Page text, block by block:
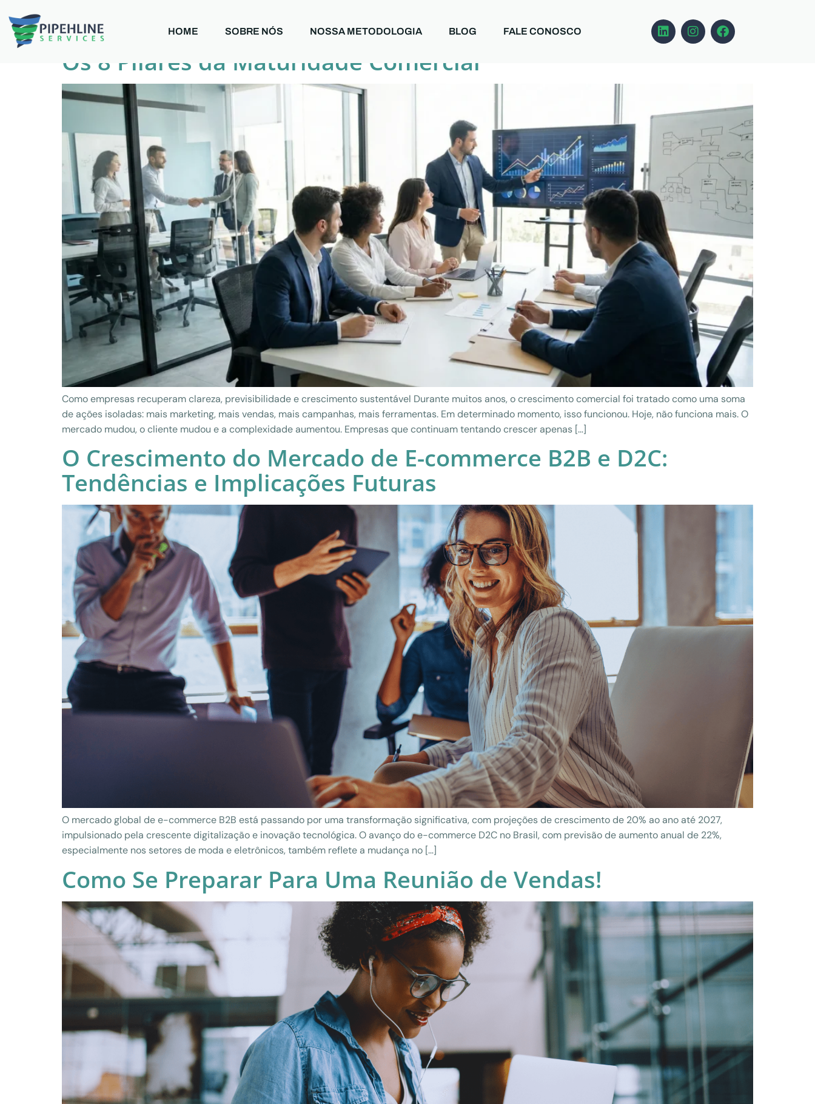
HOME SOBRE NÓS NOSSA METODOLOGIA BLOG FALE CONOSCO
Categoria: B2B
Os 8 Pilares da Maturidade Comercial
Como empresas recuperam clareza, previsibilidade e crescimento sustentável Durante muitos anos, o crescimento comercial foi tratado como uma soma
de ações isoladas: mais marketing, mais vendas, mais campanhas, mais ferramentas. Em determinado momento, isso funcionou. Hoje, não funciona mais. O
mercado mudou, o cliente mudou e a complexidade aumentou. Empresas que continuam tentando crescer apenas […]
O Crescimento do Mercado de E-commerce B2B e D2C:
Tendências e Implicações Futuras
O mercado global de e-commerce B2B está passando por uma transformação significativa, com projeções de crescimento de 20% ao ano até 2027,
impulsionado pela crescente digitalização e inovação tecnológica. O avanço do e-commerce D2C no Brasil, com previsão de aumento anual de 22%,
especialmente nos setores de moda e eletrônicos, também reflete a mudança no […]
Como Se Preparar Para Uma Reunião de Vendas!